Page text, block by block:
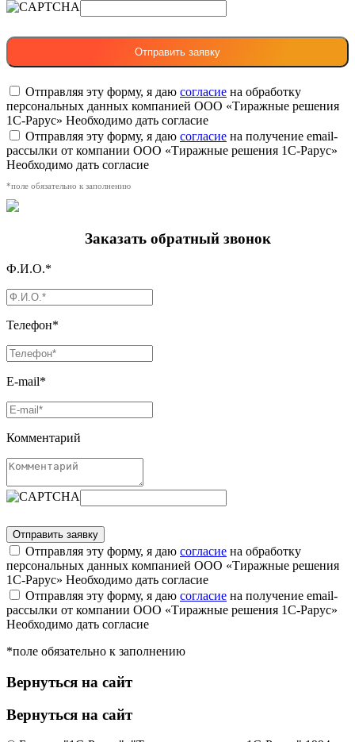
Отправляя эту форму, я даю согласие на обработку
персональных данных компанией ООО «Тиражные решения
1С-Рарус» Необходимо дать согласие
Отправляя эту форму, я даю согласие на получение email-
рассылки от компании ООО «Тиражные решения 1С-Рарус»
Необходимо дать согласие
*поле обязательно к заполнению
Заказать обратный звонок
Ф.И.О.*
Телефон*
E-mail*
Комментарий
Отправляя эту форму, я даю согласие на обработку
персональных данных компанией ООО «Тиражные решения
1С-Рарус» Необходимо дать согласие
Отправляя эту форму, я даю согласие на получение email-
рассылки от компании ООО «Тиражные решения 1С-Рарус»
Необходимо дать согласие
*поле обязательно к заполнению
Вернуться на сайт
Вернуться на сайт